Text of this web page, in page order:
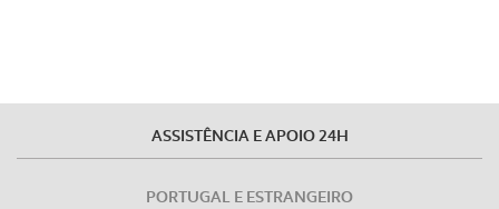
ASSISTÊNCIA E APOIO 24H
PORTUGAL E ESTRANGEIRO